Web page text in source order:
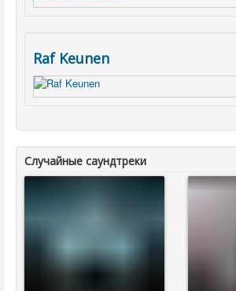
Raf Keunen
Случайные саундтреки